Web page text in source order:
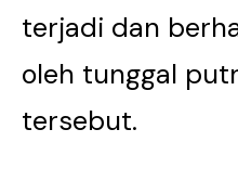
terjadi dan
oleh tunggal
tersebut.